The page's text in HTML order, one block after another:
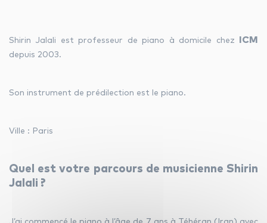
instagram whatsapp
Shirin Jalali est professeur de piano à domicile chez ICM
depuis 2003.
Son instrument de prédilection est le piano.
Ville : Paris
Quel est votre parcours de musicienne Shirin
Jalali ?